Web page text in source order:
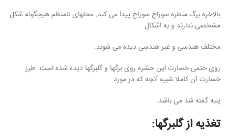
بالاخره برگ منظره سوراخ سوراخ پیدا می کند. محلهای نامنظم هیچگونه شکل
مشخصی ندارند و به اشکال
مختلف هندسی و غیر هندسی دیده می شوند.
روی ختمی خسارت این حشره روی برگها و گلبرگها دیده شده است. طرز
خسارت آن کاملا شبیه آنچه که در مورد
پنبه گفته شد می باشد.
تغذیه از گلبرگها: